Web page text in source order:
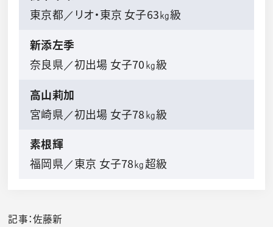
東京都／リオ・東京 女子63㎏級
新添左季
奈良県／初出場 女子70㎏級
高山莉加
宮崎県／初出場 女子78㎏級
素根輝
福岡県／東京 女子78㎏超級
記事：佐藤新